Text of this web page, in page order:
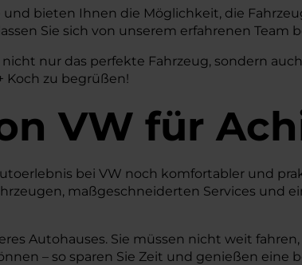
bieten Ihnen die Möglichkeit, die
Sie sich von unserem erfahrenen Team
nur das perfekte Fahrzeug, sondern
Koch zu begrüßen!
VW für
bei VW noch komfortabler und
maßgeschneiderten Services und
Autohauses. Sie müssen nicht weit
– so sparen Sie Zeit und genießen